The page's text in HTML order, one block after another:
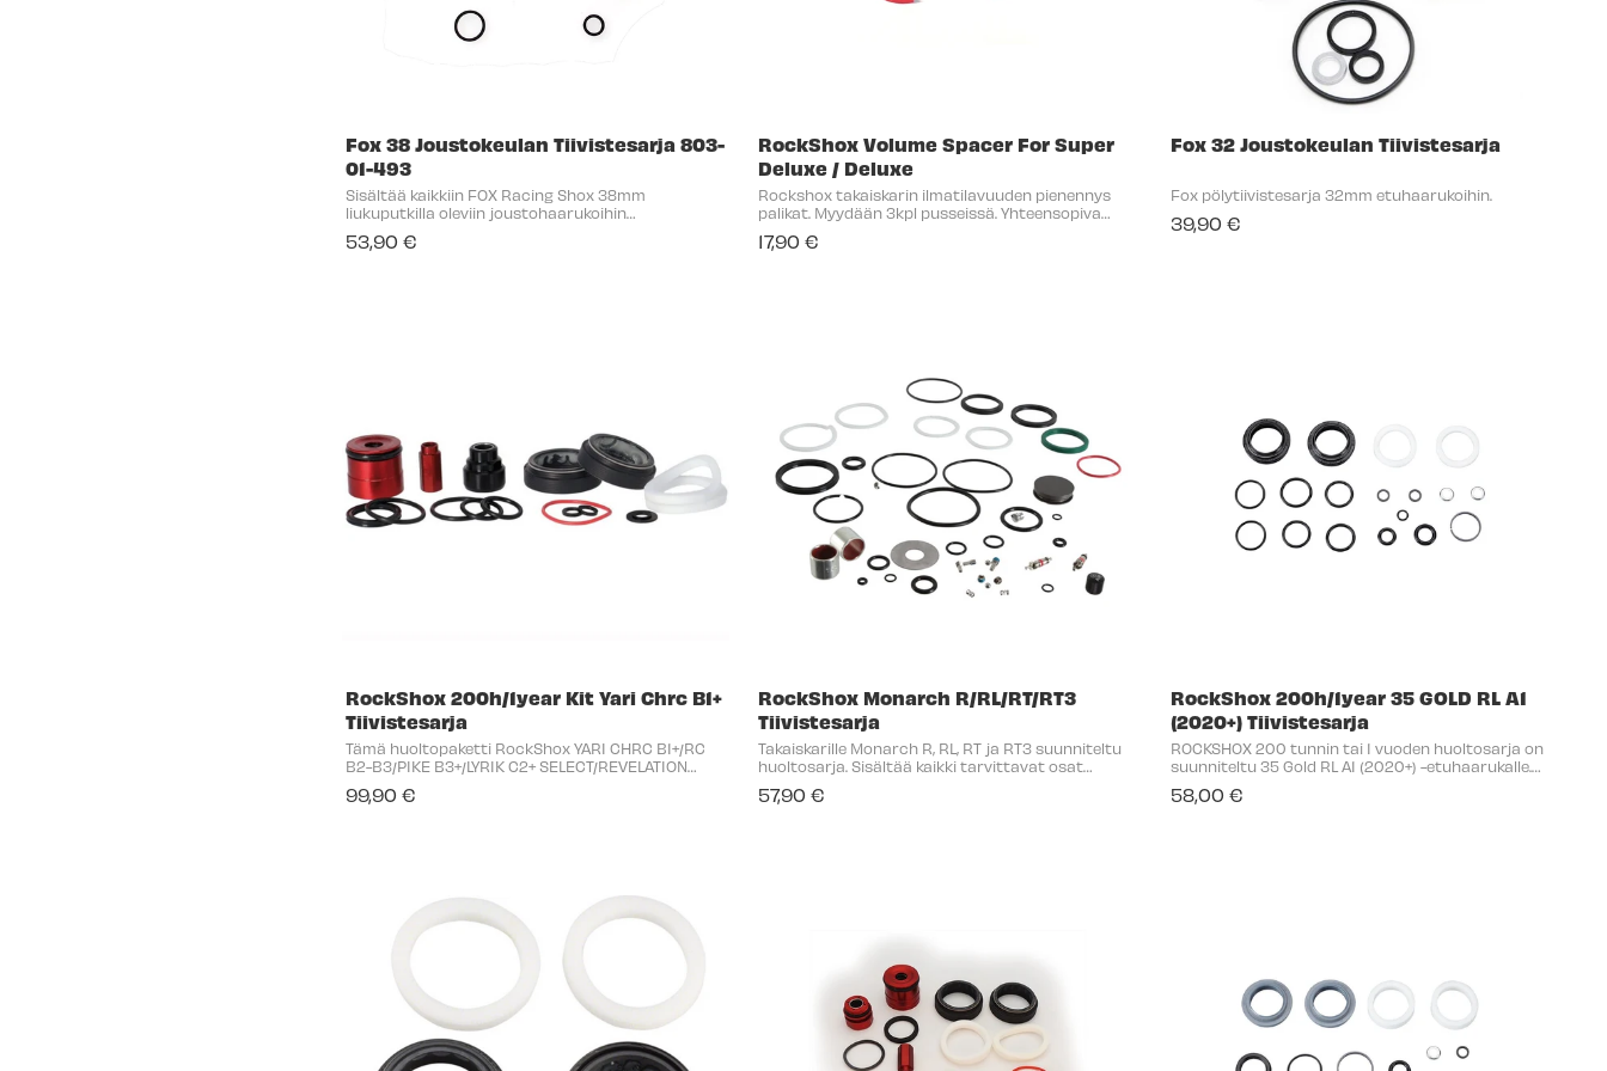
Fox 38 Joustokeulan Tiivistesarja 803-
01-493
Sisältää kaikkiin FOX Racing Shox 38mm
liukuputkilla oleviin joustohaarukoihin
2x Foam renkaat 2x Alajalkojen muttereiden
53,90 €
RockShox Volume Spacer For Super
Deluxe / Deluxe
Rockshox takaiskarin ilmatilavuuden pienennys
palikat. Myydään 3kpl pusseissä. Yhteensopiva
17,90 €
Fox 32 Joustokeulan Tiivistesarja
Fox pölytiivistesarja 32mm etuhaarukoihin.
39,90 €
RockShox 200h/1year Kit Yari Chrc B1+
Tiivistesarja
Tämä huoltopaketti RockShox YARI CHRC B1+/RC
B2-B3/PIKE B3+/LYRIK C2+ SELECT/REVELATION
varaosat (mukaan lukien charger ja
99,90 €
RockShox Monarch R/RL/RT/RT3
Tiivistesarja
Takaiskarille Monarch R, RL, RT ja RT3 suunniteltu
huoltosarja. Sisältää kaikki tarvittavat osat
palauttamiseen. Ominaisuudet Yhteensopivuus:
57,90 €
RockShox 200h/1year 35 GOLD RL A1
(2020+) Tiivistesarja
ROCKSHOX 200 tunnin tai 1 vuoden huoltosarja on
suunniteltu 35 Gold RL A1 (2020+) -etuhaarukalle.
pölytiivisteet, vaahtorenkaat ja o-renkaat, ...
58,00 €